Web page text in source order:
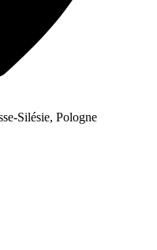
Silésie, Pologne